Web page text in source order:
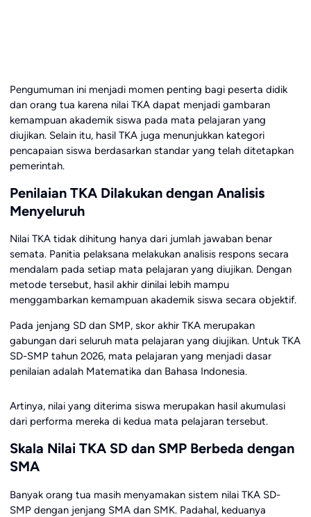
Pengumuman ini menjadi momen penting bagi peserta didik
dan orang tua karena nilai TKA dapat menjadi gambaran
kemampuan akademik siswa pada mata pelajaran yang
diujikan. Selain itu, hasil TKA juga menunjukkan kategori
pencapaian siswa berdasarkan standar yang telah ditetapkan
pemerintah.
Penilaian TKA Dilakukan dengan Analisis
Menyeluruh
Nilai TKA tidak dihitung hanya dari jumlah jawaban benar
semata. Panitia pelaksana melakukan analisis respons secara
mendalam pada setiap mata pelajaran yang diujikan. Dengan
metode tersebut, hasil akhir dinilai lebih mampu
menggambarkan kemampuan akademik siswa secara objektif.
Pada jenjang SD dan SMP, skor akhir TKA merupakan
gabungan dari seluruh mata pelajaran yang diujikan. Untuk TKA
SD-SMP tahun 2026, mata pelajaran yang menjadi dasar
penilaian adalah Matematika dan Bahasa Indonesia.
Artinya, nilai yang diterima siswa merupakan hasil akumulasi
dari performa mereka di kedua mata pelajaran tersebut.
Skala Nilai TKA SD dan SMP Berbeda dengan
SMA
Banyak orang tua masih menyamakan sistem nilai TKA SD-
SMP dengan jenjang SMA dan SMK. Padahal, keduanya